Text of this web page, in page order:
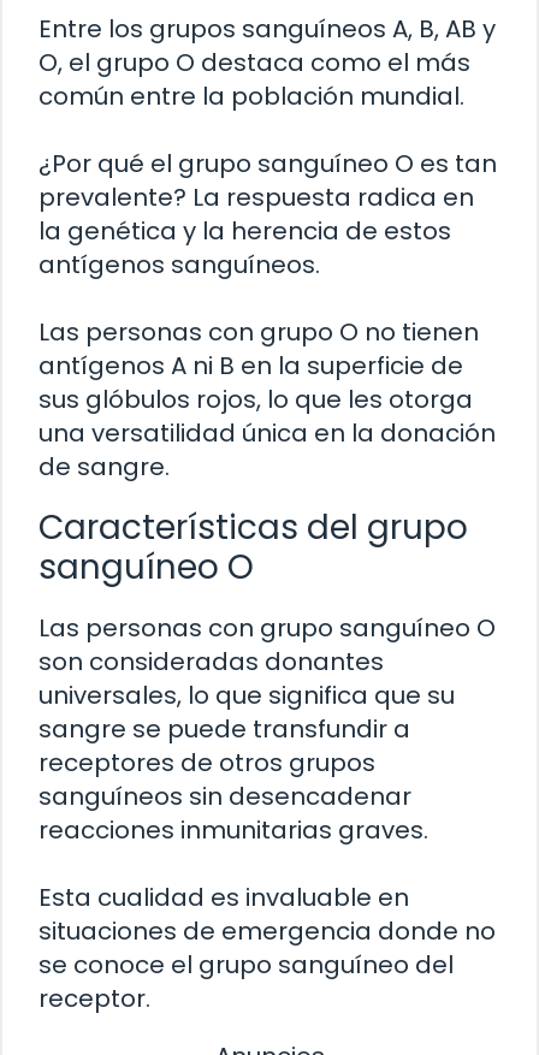
Entre los grupos sanguíneos A, B, AB y
O, el grupo O destaca como el más
común entre la población mundial.
¿Por qué el grupo sanguíneo O es tan
prevalente? La respuesta radica en
la genética y la herencia de estos
antígenos sanguíneos.
Las personas con grupo O no tienen
antígenos A ni B en la superficie de
sus glóbulos rojos, lo que les otorga
una versatilidad única en la donación
de sangre.
Características del grupo
sanguíneo O
Las personas con grupo sanguíneo O
son consideradas donantes
universales, lo que significa que su
sangre se puede transfundir a
receptores de otros grupos
sanguíneos sin desencadenar
reacciones inmunitarias graves.
Esta cualidad es invaluable en
situaciones de emergencia donde no
se conoce el grupo sanguíneo del
receptor.